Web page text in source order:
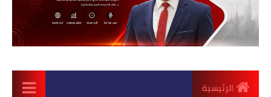
الرئيسية